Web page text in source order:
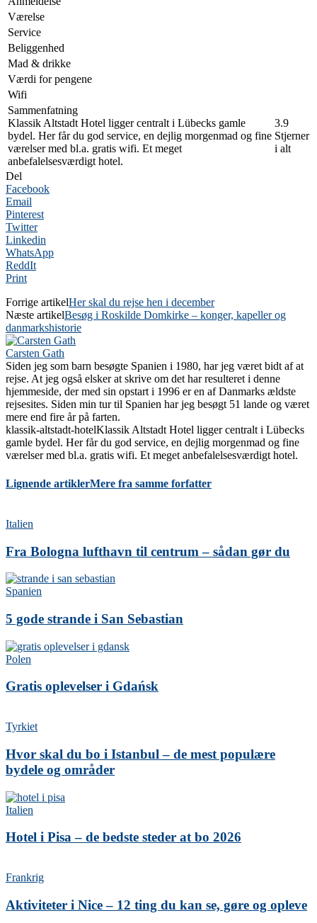
Værelse
Service
Beliggenhed
Mad & drikke
Værdi for pengene
Wifi
Sammenfatning
Klassik Altstadt Hotel ligger centralt i Lübecks gamle
bydel. Her får du god service, en dejlig morgenmad og fine
værelser med bl.a. gratis wifi. Et meget
anbefalelsesværdigt hotel.
3.9
Stjerner
i alt
Del
Facebook
Email
Pinterest
Twitter
Linkedin
WhatsApp
ReddIt
Print
Forrige artikelHer skal du rejse hen i december
Næste artikelBesøg i Roskilde Domkirke – konger, kapeller og
danmarkshistorie
Carsten Gath
Siden jeg som barn besøgte Spanien i 1980, har jeg været bidt af at
rejse. At jeg også elsker at skrive om det har resulteret i denne
hjemmeside, der med sin opstart i 1996 er en af Danmarks ældste
rejsesites. Siden min tur til Spanien har jeg besøgt 51 lande og været
mere end fire år på farten.
klassik-altstadt-hotelKlassik Altstadt Hotel ligger centralt i Lübecks
gamle bydel. Her får du god service, en dejlig morgenmad og fine
værelser med bl.a. gratis wifi. Et meget anbefalelsesværdigt hotel.
Lignende artiklerMere fra samme forfatter
Italien
Fra Bologna lufthavn til centrum – sådan gør du
Spanien
5 gode strande i San Sebastian
Polen
Gratis oplevelser i Gdańsk
Tyrkiet
Hvor skal du bo i Istanbul – de mest populære
bydele og områder
Italien
Hotel i Pisa – de bedste steder at bo 2026
Frankrig
Aktiviteter i Nice – 12 ting du kan se, gøre og opleve